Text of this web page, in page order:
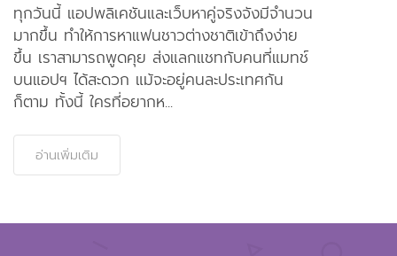
ทุกวันนี้ แอปพลิเคชันและเว็บหาคู่จริงจังมีจำนวน
มากขึ้น ทำให้การหาแฟนชาวต่างชาติเข้าถึงง่าย
ขึ้น เราสามารถพูดคุย ส่งแลกแชทกับคนที่แมทช์
บนแอปฯ ได้สะดวก แม้จะอยู่คนละประเทศกัน
ก็ตาม ทั้งนี้ ใครที่อยากห...
อ่านเพิ่มเติม